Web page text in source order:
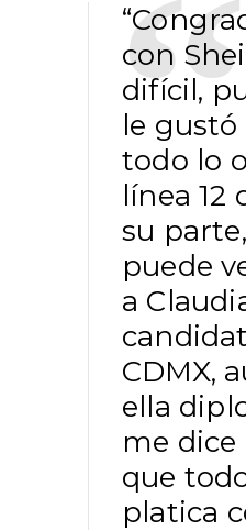
con
difícil,
le gustó
todo lo
línea 12
su
puede
a
CDMX,
ella
me dice
que
platica